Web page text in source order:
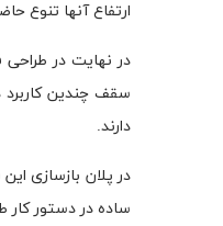
ارتفاع آنها تنوع
در نهایت در
سقف چندین کاربرد
دارند.
در پلان بازسازی
ساده در دستور